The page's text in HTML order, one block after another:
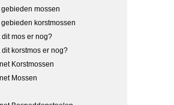
gebieden mossen
gebieden korstmossen
dit mos er nog?
dit korstmos er nog?
Korstmossen
Mossen